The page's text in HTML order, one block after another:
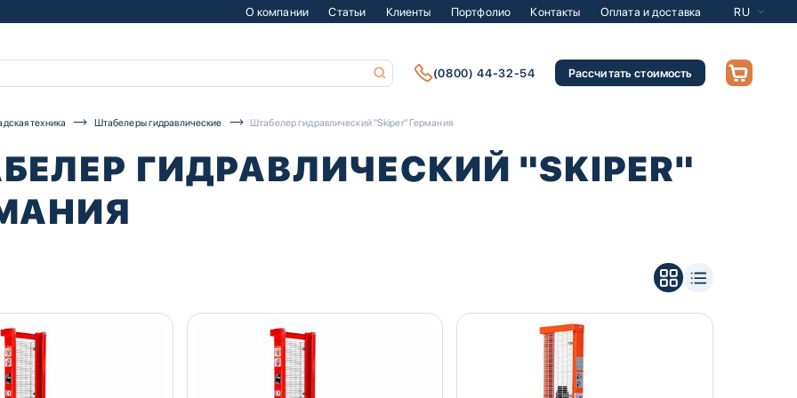
О компании Статьи Клиенты Портфолио Контакты Оплата и доставка RU
(0800) 44-32-54 Рассчитать стоимость
техника Штабелеры гидравлические Штабелер гидравлический "Skiper" Германия
ГИДРАВЛИЧЕСКИЙ "SKIPER"